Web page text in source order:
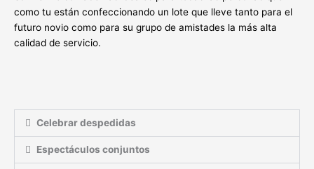
como tu están confeccionando un lote que lleve tanto para el
futuro novio como para su grupo de amistades la más alta
calidad de servicio.
Celebrar despedidas
Espectáculos conjuntos